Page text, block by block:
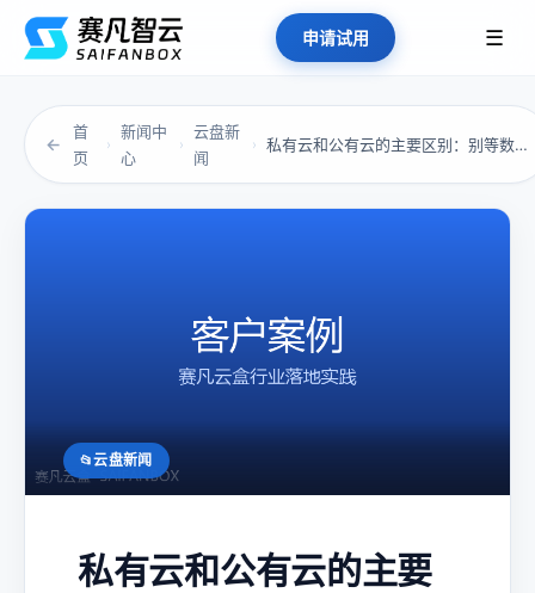
申请试用 ☰
←
首
页
›
新闻中
心
›
云盘新
闻
› 私有云和公有云的主要区别：别等数据失控才开始...
云盘新闻
私有云和公有云的主要